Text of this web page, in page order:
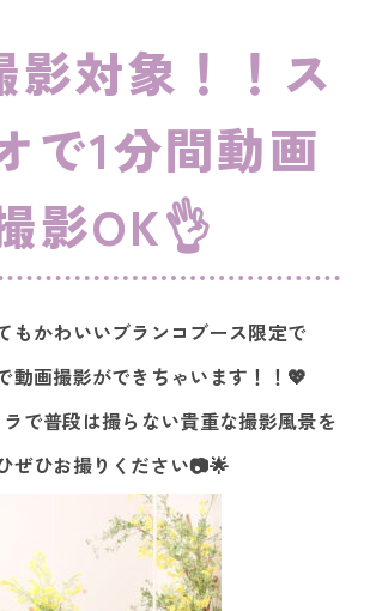
対象！！ス
で1分間動画
影OK👌
もかわいいブランコブース限定で
動画撮影ができちゃいます！！💖
で普段は撮らない貴重な撮影風景を
ぜひお撮りください📷🌟